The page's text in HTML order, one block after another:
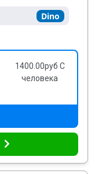
Dino
1400.00руб С
человека